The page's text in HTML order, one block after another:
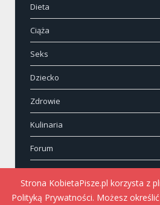
Strona KobietaPisze.pl korzysta z
Polityką Prywatności. Możesz
Dieta
Ciąża
Seks
Dziecko
Zdrowie
Kulinaria
Forum
Kontakt